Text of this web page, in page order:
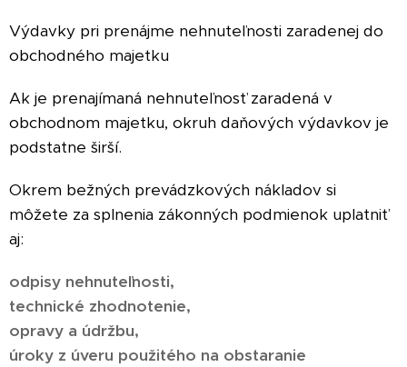
Výdavky pri prenájme nehnuteľnosti zaradenej do
obchodného majetku
Ak je prenajímaná nehnuteľnosť zaradená v
obchodnom majetku, okruh daňových výdavkov je
podstatne širší.
Okrem bežných prevádzkových nákladov si
môžete za splnenia zákonných podmienok uplatniť
aj:
odpisy nehnuteľnosti,
technické zhodnotenie,
opravy a údržbu,
úroky z úveru použitého na obstaranie